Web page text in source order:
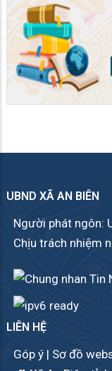
UBND XÃ AN BIÊN
Người phát ngôn:
Chịu trách nhiệm
LIÊN HỆ
Góp ý | Sơ đồ